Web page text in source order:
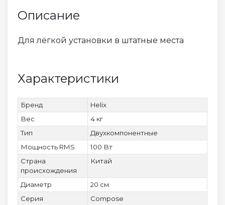
Описание
Для лёгкой установки в штатные места
Характеристики
Бренд
Helix
Вес
4 кг
Тип
Двухкомпонентные
Мощность RMS
100 Вт
Страна
происхождения
Китай
Диаметр
20 см
Серия
Compose